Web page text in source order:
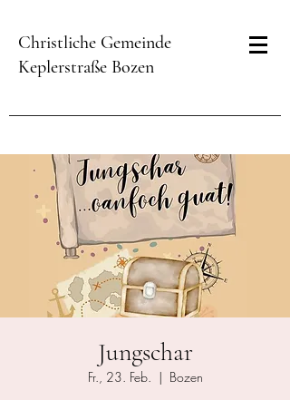
Christliche Gemeinde
Keplerstraße Bozen
Jungschar
Fr., 23. Feb.
  |
Bozen